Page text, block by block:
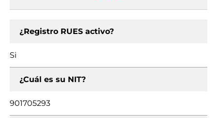
¿Registro RUES activo?
Si
¿Cuál es su NIT?
901705293